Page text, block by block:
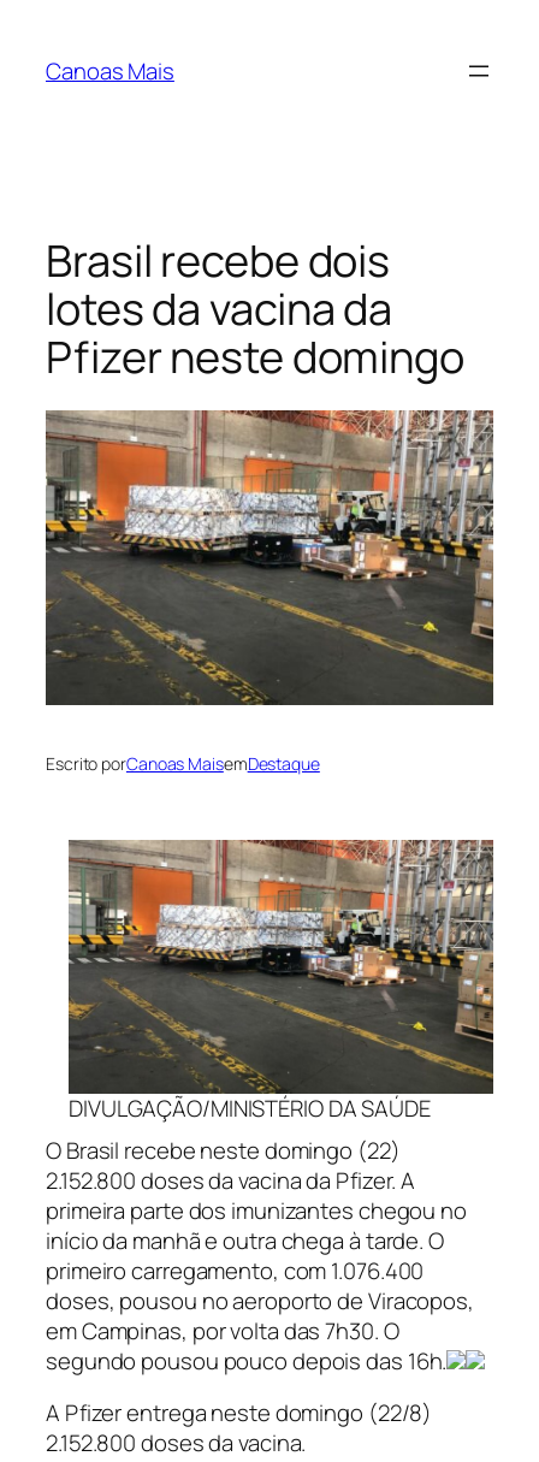
Canoas Mais
Brasil recebe dois
lotes da vacina da
Pfizer neste domingo
Escrito porCanoas MaisemDestaque
DIVULGAÇÃO/MINISTÉRIO DA SAÚDE
O Brasil recebe neste domingo (22)
2.152.800 doses da vacina da Pfizer. A
primeira parte dos imunizantes chegou no
início da manhã e outra chega à tarde. O
primeiro carregamento, com 1.076.400
doses, pousou no aeroporto de Viracopos,
em Campinas, por volta das 7h30. O
segundo pousou pouco depois das 16h.
A Pfizer entrega neste domingo (22/8)
2.152.800 doses da vacina.